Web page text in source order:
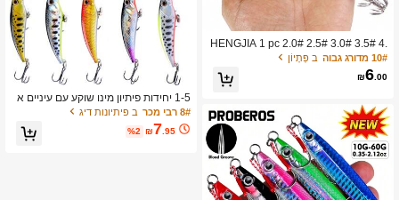
HENGJIA 1 pc 2.0# 2.5# 3.0# 3.5# 4.
0# זוהרים דיונון קרס סרטנים ביוניק עץ ש
רימפס פיתיונות דיג פתיונות דיונון דיונון מ
ים מלוחים ציוד דיג ים
10# מדורג גבוה ב פְּתָיוֹן
₪6.00
1-5 יחידות פיתיון מינו שוקע עם עיניים א
סימטריות, 7.5 ס"מ/5 גרם, פיתיון קשיח ל
דיג למרחקים ארוכים, ציוד דיג, פיתיון דיג,
פיתיון פני, דיג במים מלוחים ומתוקים, חרו
8# רבי מכר ב פיתיונות דיג
₪7 .95
%2